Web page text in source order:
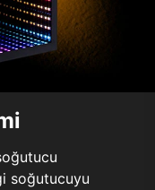
soğutucuyu